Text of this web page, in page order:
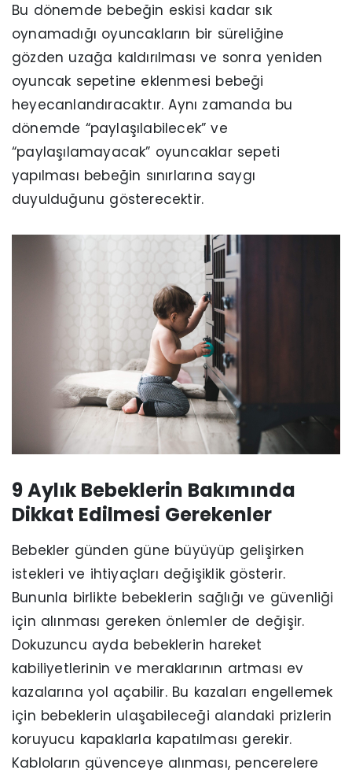
Bu dönemde bebeğin eskisi kadar sık
oynamadığı oyuncakların bir süreliğine
gözden uzağa kaldırılması ve sonra yeniden
oyuncak sepetine eklenmesi bebeği
heyecanlandıracaktır. Aynı zamanda bu
dönemde “paylaşılabilecek” ve
“paylaşılamayacak” oyuncaklar sepeti
yapılması bebeğin sınırlarına saygı
duyulduğunu gösterecektir.
9 Aylık Bebeklerin Bakımında
Dikkat Edilmesi Gerekenler
Bebekler günden güne büyüyüp gelişirken
istekleri ve ihtiyaçları değişiklik gösterir.
Bununla birlikte bebeklerin sağlığı ve güvenliği
için alınması gereken önlemler de değişir.
Dokuzuncu ayda bebeklerin hareket
kabiliyetlerinin ve meraklarının artması ev
kazalarına yol açabilir. Bu kazaları engellemek
için bebeklerin ulaşabileceği alandaki prizlerin
koruyucu kapaklarla kapatılması gerekir.
Kabloların güvenceye alınması, pencerelere